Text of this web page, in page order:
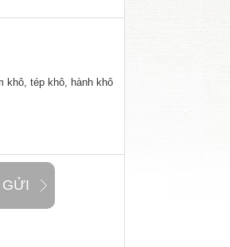
khô, tép khô, hành khô
GỬI